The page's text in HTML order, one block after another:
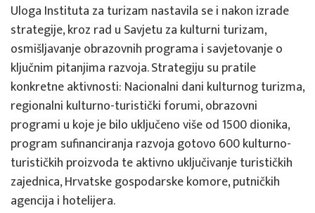
Uloga Instituta za turizam nastavila se i nakon izrade
strategije, kroz rad u Savjetu za kulturni turizam,
osmišljavanje obrazovnih programa i savjetovanje o
ključnim pitanjima razvoja. Strategiju su pratile
konkretne aktivnosti: Nacionalni dani kulturnog turizma,
regionalni kulturno-turistički forumi, obrazovni
programi u koje je bilo uključeno više od 1500 dionika,
program sufinanciranja razvoja gotovo 600 kulturno-
turističkih proizvoda te aktivno uključivanje turističkih
zajednica, Hrvatske gospodarske komore, putničkih
agencija i hotelijera.